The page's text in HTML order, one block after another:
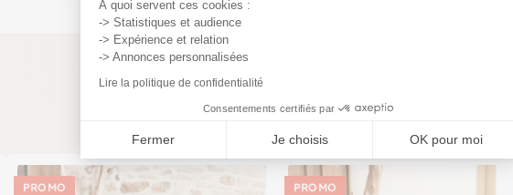
À quoi servent ces cookies :
-> Statistiques et audience
-> Expérience et relation
-> Annonces personnalisées
Lire la politique de confidentialité
Consentements certifiés par
Fermer Je choisis OK pour moi
PROMO PROMO